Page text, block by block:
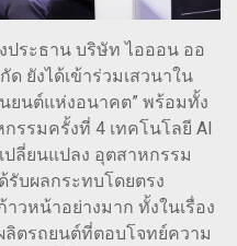
ประธาน บริษัท ไอออน ออ
ด ยังได้เข้าร่วมเสวนาใน
ยนต์แห่งอนาคต” พร้อมทั้ง
รรมครั้งที่ 4 เทคโนโลยี AI
ลี่ยนแปลง อุตสาหกรรม
บผลกระทบโดยตรง
วหน้าอย่างมาก ทั้งในเรื่อง
ตรถยนต์ที่ตอบโจทย์ความ